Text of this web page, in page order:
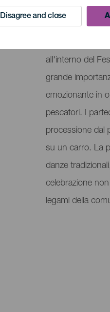
Disagree and close
September
Localidad
Playa la
del
evento
La Romería
all'interno del
grande
emozionante in
pescatori. I
processione dal
su un carro. La
danze
celebrazione
legami della